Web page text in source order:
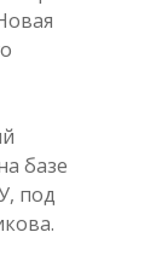
базе
под